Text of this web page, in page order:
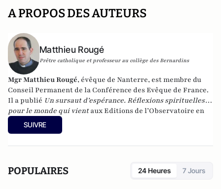
A PROPOS DES AUTEURS
Matthieu Rougé
Prêtre catholique et professeur au collège des Bernardins
Mgr Matthieu Rougé, évêque de Nanterre, est membre du
Conseil Permanent de la Conférence des Evêque de France.
Il a publié Un sursaut d’espérance. Réflexions spirituelles
pour le monde qui vientaux Editions de l’Observatoire en
novembre 2020.
SUIVRE
POPULAIRES 24 Heures 7 Jours